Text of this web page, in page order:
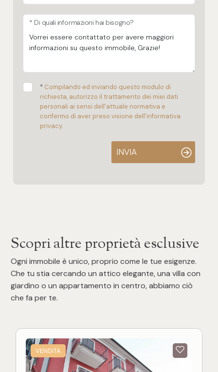
* Di quali informazioni hai bisogno?
* Compilando ed inviando questo modulo di
richiesta, autorizzo il trattamento dei miei dati
personali ai sensi dell'attuale normativa e
confermo di aver preso visione dell'informativa
privacy.
INVIA
Scopri altre proprietà esclusive
Ogni immobile è unico, proprio come le tue esigenze.
Che tu stia cercando un attico elegante, una villa con
giardino o un appartamento in centro, abbiamo ciò
che fa per te.
VENDITA